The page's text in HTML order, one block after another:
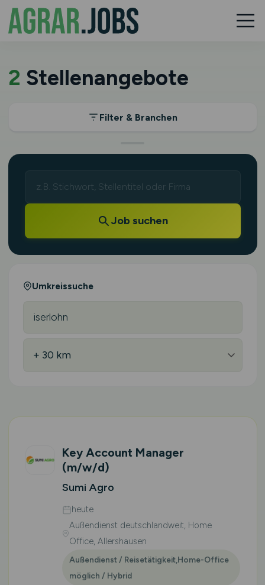
2 Stellenangebote
Filter & Branchen
Job suchen
Umkreissuche
Key Account Manager
(m/w/d)
Sumi Agro
heute
Außendienst deutschlandweit, Home
Office, Allershausen
Außendienst / Reisetätigkeit,Home-Office
möglich / Hybrid